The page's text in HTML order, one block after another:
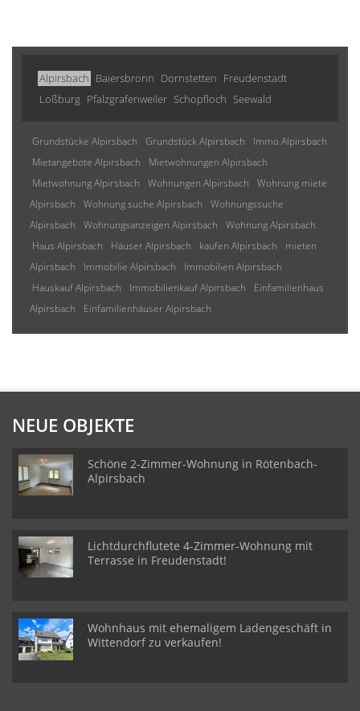
Alpirsbach Baiersbronn Dornstetten Freudenstadt
Loßburg Pfalzgrafenweiler Schopfloch Seewald
Grundstücke Alpirsbach Grundstück Alpirsbach
Immo Alpirsbach
Mietangebote Alpirsbach
Mietwohnungen Alpirsbach
Mietwohnung Alpirsbach
Wohnungen Alpirsbach
Wohnung miete
Alpirsbach
Wohnung suche Alpirsbach
Wohnungssuche
Alpirsbach
Wohnungsanzeigen Alpirsbach
Wohnung Alpirsbach
Haus Alpirsbach
Häuser Alpirsbach kaufen Alpirsbach
mieten
Alpirsbach
Immobilie Alpirsbach
Immobilien Alpirsbach
Hauskauf Alpirsbach
Immobilienkauf Alpirsbach
Einfamilienhaus
Alpirsbach
Einfamilienhäuser Alpirsbach
NEUE OBJEKTE
Schöne 2-Zimmer-Wohnung in Rötenbach-
Alpirsbach
Lichtdurchflutete 4-Zimmer-Wohnung mit
Terrasse in Freudenstadt!
Wohnhaus mit ehemaligem Ladengeschäft in
Wittendorf zu verkaufen!